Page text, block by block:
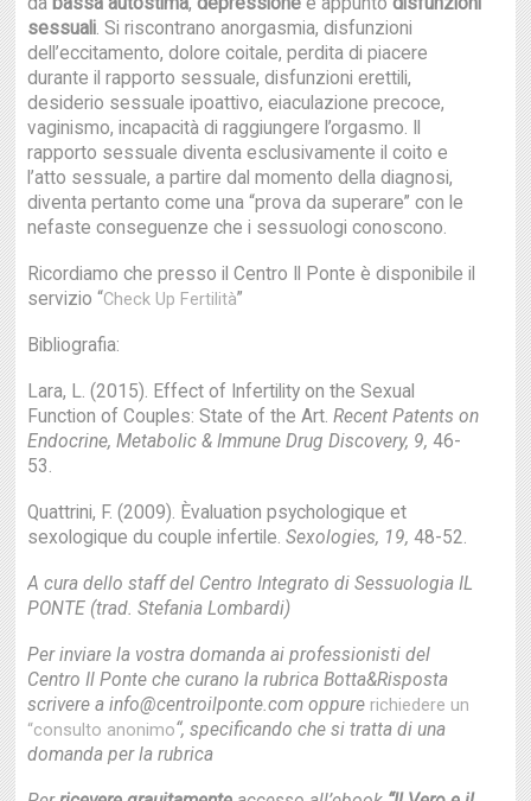
sessuali. Si riscontrano anorgasmia, disfunzioni
dell’eccitamento, dolore coitale, perdita di piacere
durante il rapporto sessuale, disfunzioni erettili,
desiderio sessuale ipoattivo, eiaculazione precoce,
vaginismo, incapacità di raggiungere l’orgasmo. Il
rapporto sessuale diventa esclusivamente il coito e
l’atto sessuale, a partire dal momento della diagnosi,
diventa pertanto come una “prova da superare” con le
nefaste conseguenze che i sessuologi conoscono.
Ricordiamo che presso il Centro Il Ponte è disponibile il
servizio “Check Up Fertilità”
Bibliografia:
Lara, L. (2015). Effect of Infertility on the Sexual
Function of Couples: State of the Art.Recent Patents on
Endocrine, Metabolic & Immune Drug Discovery, 9,46-
53.
Quattrini, F. (2009). Èvaluation psychologique et
sexologique du couple infertile.Sexologies, 19, 48-52.
A cura dello staff del Centro Integrato di Sessuologia IL
PONTE (trad. Stefania Lombardi)
Per inviare la vostra domanda ai professionisti del
Centro Il Ponte che curano la rubrica Botta&Risposta
scrivere a info@centroilponte.com oppure richiedere un
“consulto anonimo“, specificando che si tratta di una
domanda per la rubrica